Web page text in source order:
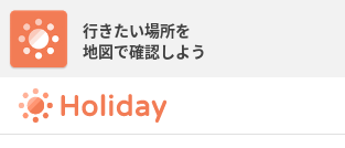
行きたい場所を
地図で確認しよう